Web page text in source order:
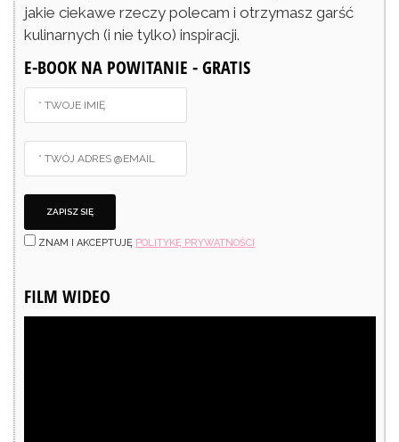
jakie ciekawe rzeczy polecam i otrzymasz garść
kulinarnych (i nie tylko) inspiracji.
E-BOOK NA POWITANIE - GRATIS
ZNAM I AKCEPTUJĘ POLITYKĘ PRYWATNOŚCI
FILM WIDEO